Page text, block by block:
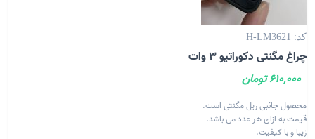
کد: H-LM3621
چراغ مگنتی دکوراتیو 3 وات
610,000 تومان
محصول جانبی ریل مگنتی است.
قیمت به ازای هر عدد می باشد.
زیبا و با کیفیت.